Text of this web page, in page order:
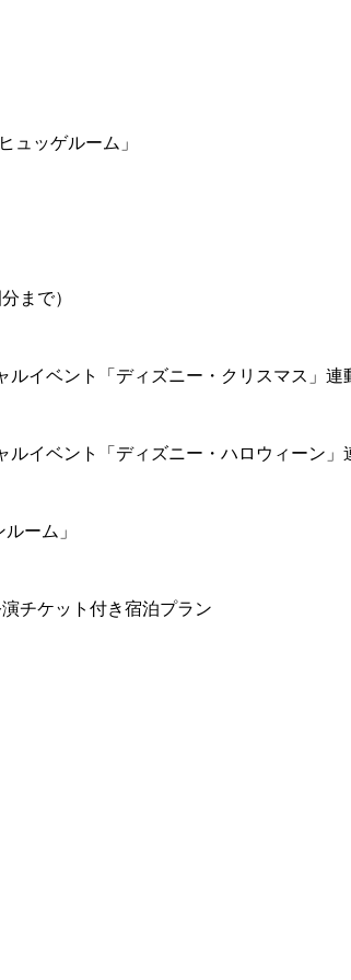
ュッゲルーム」
まで）
イベント「ディズニー・クリスマス」連
イベント「ディズニー・ハロウィーン」
ーム」
チケット付き宿泊プラン